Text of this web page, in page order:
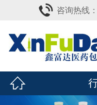
咨询热线：
